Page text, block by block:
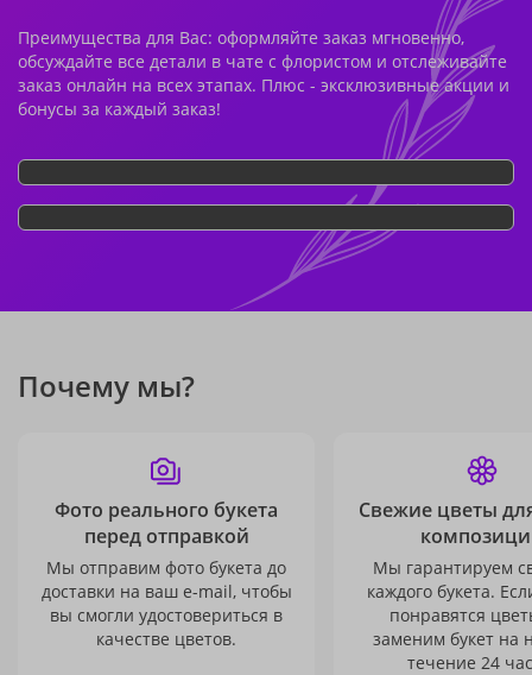
Преимущества для Вас: оформляйте заказ мгновенно,
обсуждайте все детали в чате с флористом и отслеживайте
заказ онлайн на всех этапах. Плюс - эксклюзивные акции и
бонусы за каждый заказ!
Почему мы?
Фото реального букета
перед отправкой
Мы отправим фото букета до
доставки на ваш e-mail, чтобы
вы смогли удостовериться в
качестве цветов.
Свежие цветы
Мы гарантируем
каждого букета.
понравятся
заменим букет на
течение 24